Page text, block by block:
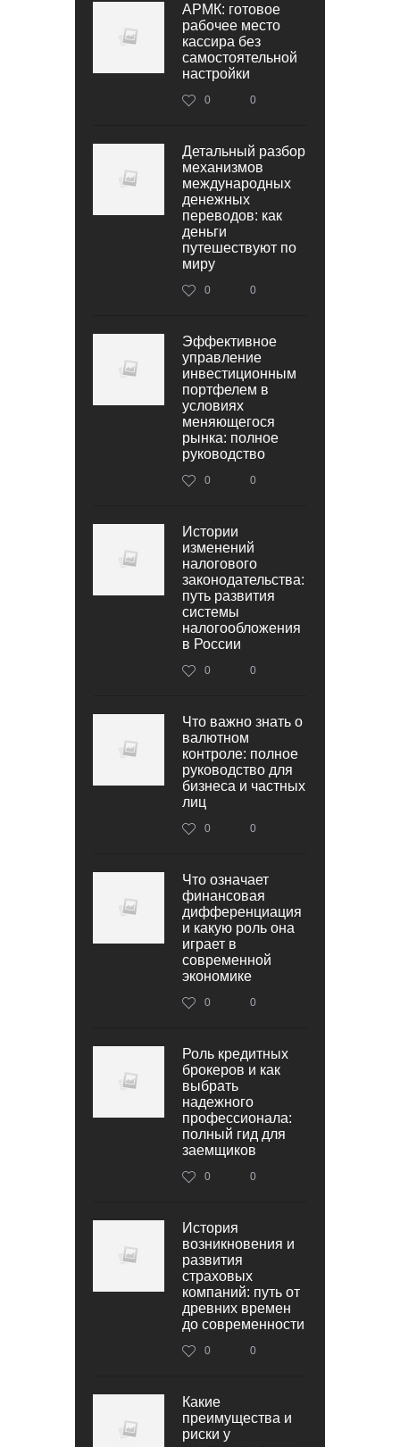
АРМК: готовое
рабочее место
кассира без
самостоятельной
настройки
0 0
Детальный разбор
механизмов
международных
денежных
переводов: как
деньги
путешествуют по
миру
0 0
Эффективное
управление
инвестиционным
портфелем в
условиях
меняющегося
рынка: полное
руководство
0 0
Истории
изменений
налогового
законодательства:
путь развития
системы
налогообложения
в России
0 0
Что важно знать о
валютном
контроле: полное
руководство для
бизнеса и частных
лиц
0 0
Что означает
финансовая
дифференциация
и какую роль она
играет в
современной
экономике
0 0
Роль кредитных
брокеров и как
выбрать
надежного
профессионала:
полный гид для
заемщиков
0 0
История
возникновения и
развития
страховых
компаний: путь от
древних времен
до современности
0 0
Какие
преимущества и
риски у